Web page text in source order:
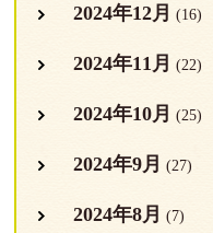
2024年12月 (16)
2024年11月 (22)
2024年10月 (25)
2024年9月 (27)
2024年8月 (7)